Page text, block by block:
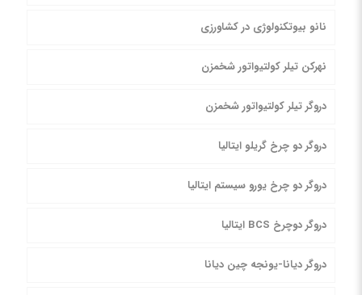
نانو بیوتکنولوژی در کشاورزی
نهرکن تیلر کولتیواتور شخمزن
دروگر تیلر کولتیواتور شخمزن
دروگر دو چرخ گریلو ایتالیا
دروگر دو چرخ یورو سیستم ایتالیا
دروگر دوچرخ BCS ایتالیا
دروگر دیانا-یونجه چین دیانا